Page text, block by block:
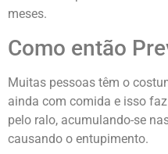
meses.
Como então
Muitas pessoas têm o
ainda com comida e isso
pelo ralo, acumulando-se
causando o entupimento.